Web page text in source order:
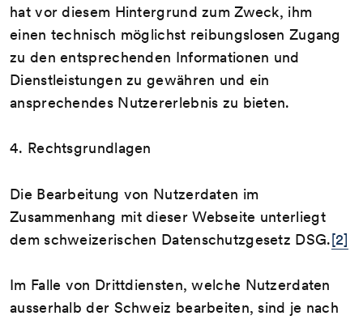
hat vor diesem Hintergrund zum Zweck, ihm
einen technisch möglichst reibungslosen Zugang
zu den entsprechenden Informationen und
Dienstleistungen zu gewähren und ein
ansprechendes Nutzererlebnis zu bieten.
4. Rechtsgrundlagen
Die Bearbeitung von Nutzerdaten im
Zusammenhang mit dieser Webseite unterliegt
dem schweizerischen Datenschutzgesetz DSG.[2]
Im Falle von Drittdiensten, welche Nutzerdaten
ausserhalb der Schweiz bearbeiten, sind je nach